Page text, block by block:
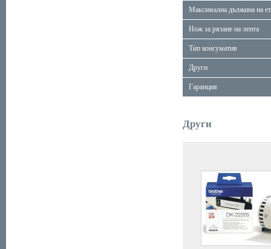
Максимална дължина на
Нож за рязане на лента
Тип консуматив
Други
Гаранция
Други